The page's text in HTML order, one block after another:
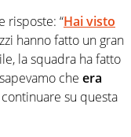
risposte: “Hai visto
hanno fatto un gran
la squadra ha fatto
che era
su questa